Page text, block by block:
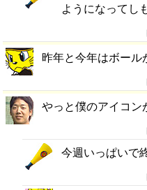
ようになってし
昨年と今年はボー
やっと僕のアイコン
今週いっぱいで